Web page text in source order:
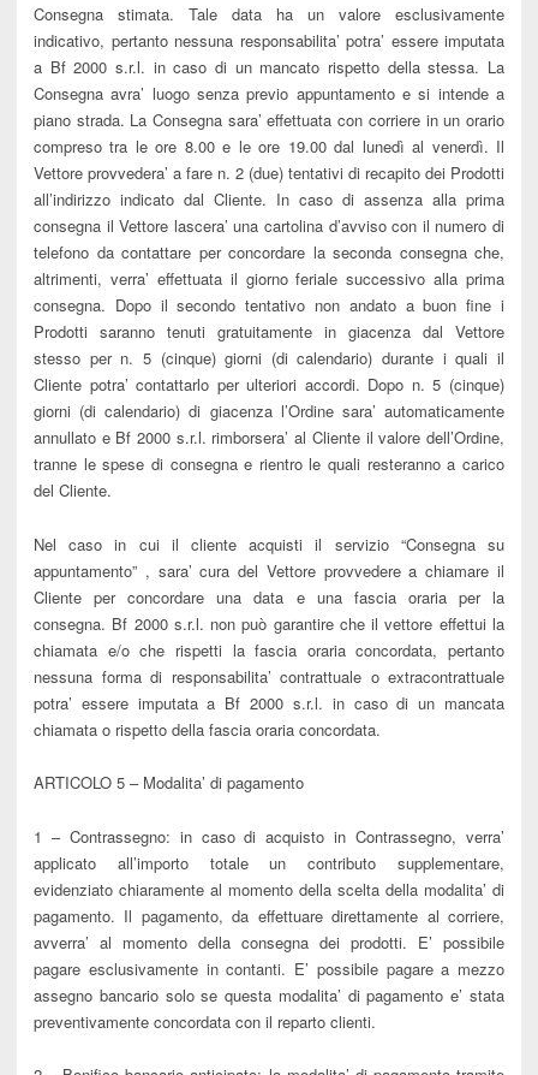
Consegna stimata. Tale data ha un valore esclusivamente
indicativo, pertanto nessuna responsabilita’ potra’ essere imputata
a Bf 2000 s.r.l. in caso di un mancato rispetto della stessa. La
Consegna avra’ luogo senza previo appuntamento e si intende a
piano strada. La Consegna sara’ effettuata con corriere in un orario
compreso tra le ore 8.00 e le ore 19.00 dal lunedì al venerdì. Il
Vettore provvedera’ a fare n. 2 (due) tentativi di recapito dei Prodotti
all’indirizzo indicato dal Cliente. In caso di assenza alla prima
consegna il Vettore lascera’ una cartolina d’avviso con il numero di
telefono da contattare per concordare la seconda consegna che,
altrimenti, verra’ effettuata il giorno feriale successivo alla prima
consegna. Dopo il secondo tentativo non andato a buon fine i
Prodotti saranno tenuti gratuitamente in giacenza dal Vettore
stesso per n. 5 (cinque) giorni (di calendario) durante i quali il
Cliente potra’ contattarlo per ulteriori accordi. Dopo n. 5 (cinque)
giorni (di calendario) di giacenza l’Ordine sara’ automaticamente
annullato e Bf 2000 s.r.l. rimborsera’ al Cliente il valore dell’Ordine,
tranne le spese di consegna e rientro le quali resteranno a carico
del Cliente.
Nel caso in cui il cliente acquisti il servizio “Consegna su
appuntamento” , sara’ cura del Vettore provvedere a chiamare il
Cliente per concordare una data e una fascia oraria per la
consegna. Bf 2000 s.r.l. non può garantire che il vettore effettui la
chiamata e/o che rispetti la fascia oraria concordata, pertanto
nessuna forma di responsabilita’ contrattuale o extracontrattuale
potra’ essere imputata a Bf 2000 s.r.l. in caso di un mancata
chiamata o rispetto della fascia oraria concordata.
ARTICOLO 5 – Modalita’ di pagamento
1 – Contrassegno: in caso di acquisto in Contrassegno, verra’
applicato all’importo totale un contributo supplementare,
evidenziato chiaramente al momento della scelta della modalita’ di
pagamento. Il pagamento, da effettuare direttamente al corriere,
avverra’ al momento della consegna dei prodotti. E’ possibile
pagare esclusivamente in contanti. E’ possibile pagare a mezzo
assegno bancario solo se questa modalita’ di pagamento e’ stata
preventivamente concordata con il reparto clienti.